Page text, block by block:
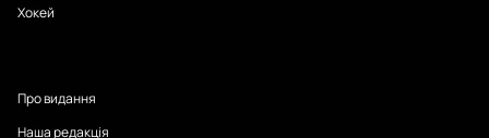
Хокей
Про видання
Наша редакція